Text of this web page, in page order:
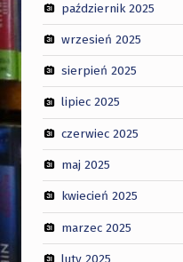
październik 2025
wrzesień 2025
sierpień 2025
lipiec 2025
czerwiec 2025
maj 2025
kwiecień 2025
marzec 2025
luty 2025